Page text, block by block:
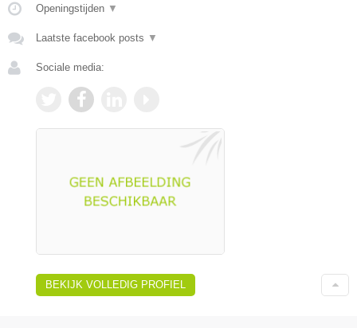
Openingstijden ▼
Laatste facebook posts ▼
Sociale media:
BEKIJK VOLLEDIG PROFIEL